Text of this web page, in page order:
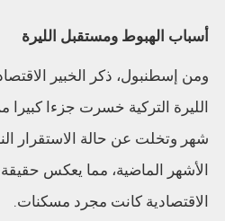
أسباب الهبوط ومستقبل الليرة
ومن إسطنبول، ذكر الخبير
الليرة التركية خسرت جزءا كبيرا
شهر وتخلت عن حالة الاستقرار
الأشهر الماضية، مما يعكس
الاقتصادية كانت مجرد مسكنات.